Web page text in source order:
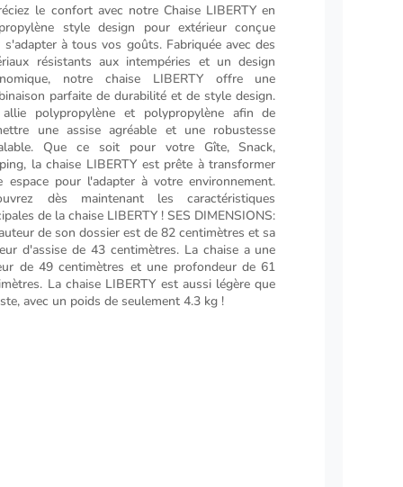
le confort avec notre Chaise LIBERTY en
style design pour extérieur conçue
s'adapter à tous vos goûts. Fabriquée avec des
résistants aux intempéries et un design
notre chaise LIBERTY offre une
parfaite de durabilité et de style design.
polypropylène et polypropylène afin de
une assise agréable et une robustesse
Que ce soit pour votre Gîte, Snack,
la chaise LIBERTY est prête à transformer
espace pour l'adapter à votre environnement.
dès maintenant les caractéristiques
de la chaise LIBERTY ! SES DIMENSIONS:
de son dossier est de 82 centimètres et sa
d'assise de 43 centimètres. La chaise a une
de 49 centimètres et une profondeur de 61
La chaise LIBERTY est aussi légère que
avec un poids de seulement 4.3 kg !